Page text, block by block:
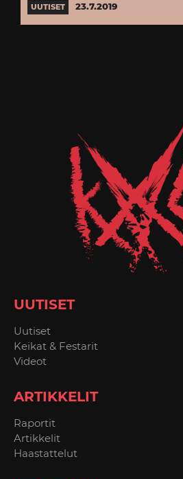
UUTISET 23.7.2019
UUTISET
Uutiset
Keikat & Festarit
Videot
ARTIKKELIT
Raportit
Artikkelit
Haastattelut